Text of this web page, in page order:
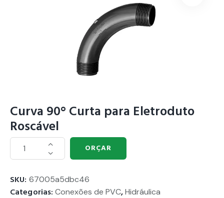
Curva 90° Curta para Eletroduto
Roscável
ORÇAR
SKU: 67005a5dbc46
Categorias:Conexões de PVC,Hidráulica